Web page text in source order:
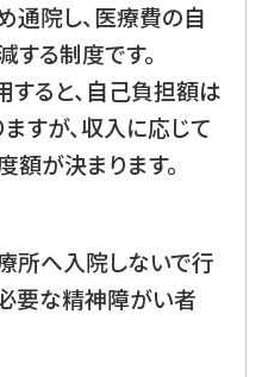
通院し、医療費の自
る制度です。
すると、自己負担額は
すが、収入に応じて
が決まります。
所へ入院しないで行
要な精神障がい者